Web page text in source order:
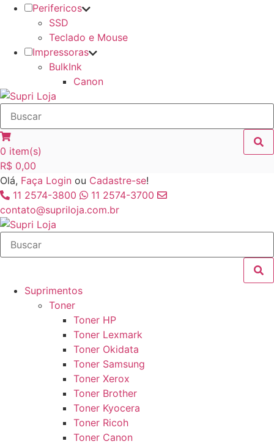
Perifericos
SSD
Teclado e Mouse
Impressoras
BulkInk
Canon
0 item(s)
R$ 0,00
Olá, Faça Login ou Cadastre-se!
11 2574-3800
11 2574-3700
contato@supriloja.com.br
Suprimentos
Toner
Toner HP
Toner Lexmark
Toner Okidata
Toner Samsung
Toner Xerox
Toner Brother
Toner Kyocera
Toner Ricoh
Toner Canon